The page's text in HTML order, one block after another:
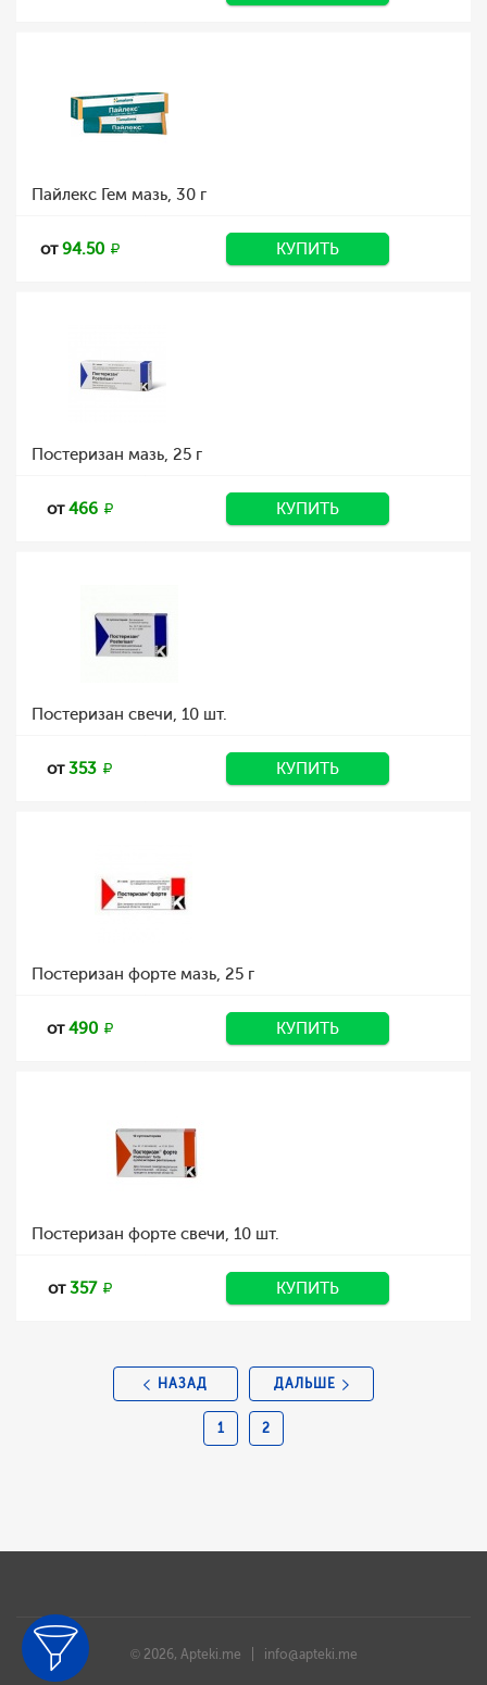
Пайлекс Гем мазь, 30 г
от94.50 КУПИТЬ
Постеризан мазь, 25 г
от466 КУПИТЬ
Постеризан свечи, 10 шт.
от353 КУПИТЬ
Постеризан форте мазь, 25 г
от490 КУПИТЬ
Постеризан форте свечи, 10 шт.
от357 КУПИТЬ
НАЗАД
1 2
ДАЛЬШЕ
© 2026, Apteki.me | info@apteki.me